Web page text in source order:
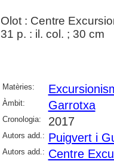
Olot : Centre
31 p. : il. col. ; 30 cm
Matèries:
Àmbit: Garrotxa
Cronologia: 2017
Autors add.: Puigvert i
Autors add.: Centre